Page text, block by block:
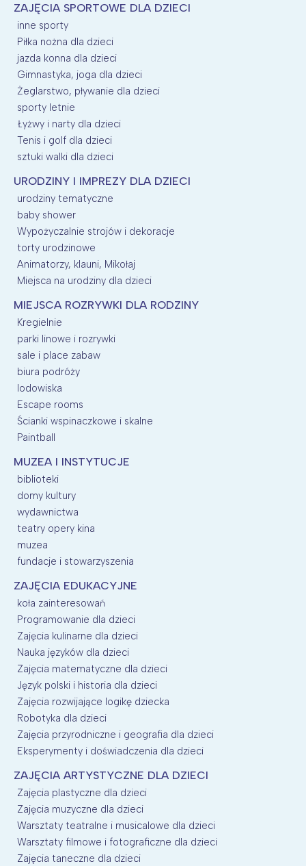
ZAJĘCIA SPORTOWE DLA DZIECI
inne sporty
Piłka nożna dla dzieci
jazda konna dla dzieci
Gimnastyka, joga dla dzieci
Żeglarstwo, pływanie dla dzieci
sporty letnie
Łyżwy i narty dla dzieci
Tenis i golf dla dzieci
sztuki walki dla dzieci
URODZINY I IMPREZY DLA DZIECI
urodziny tematyczne
baby shower
Wypożyczalnie strojów i dekoracje
torty urodzinowe
Animatorzy, klauni, Mikołaj
Miejsca na urodziny dla dzieci
MIEJSCA ROZRYWKI DLA RODZINY
Kregielnie
parki linowe i rozrywki
sale i place zabaw
biura podróży
lodowiska
Escape rooms
Ścianki wspinaczkowe i skalne
Paintball
MUZEA I INSTYTUCJE
biblioteki
domy kultury
wydawnictwa
teatry opery kina
muzea
fundacje i stowarzyszenia
ZAJĘCIA EDUKACYJNE
koła zainteresowań
Programowanie dla dzieci
Zajęcia kulinarne dla dzieci
Nauka języków dla dzieci
Zajęcia matematyczne dla dzieci
Język polski i historia dla dzieci
Zajęcia rozwijające logikę dziecka
Robotyka dla dzieci
Zajęcia przyrodniczne i geografia dla dzieci
Eksperymenty i doświadczenia dla dzieci
ZAJĘCIA ARTYSTYCZNE DLA DZIECI
Zajęcia plastyczne dla dzieci
Zajęcia muzyczne dla dzieci
Warsztaty teatralne i musicalowe dla dzieci
Warsztaty filmowe i fotograficzne dla dzieci
Zajęcia taneczne dla dzieci